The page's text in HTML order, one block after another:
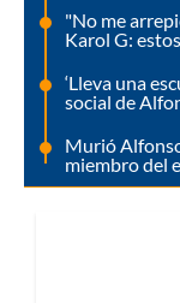
"No me
Karol G:
‘Lleva una
social de
Murió
miembro del